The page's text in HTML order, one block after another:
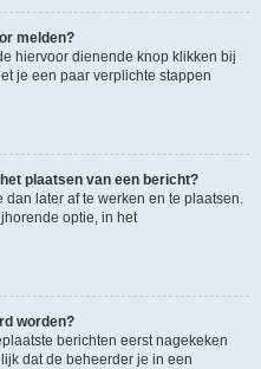
melden?
hiervoor dienende knop klikken bij
je een paar verplichte stappen
plaatsen van een bericht?
later af te werken en te plaatsen.
optie, in het
worden?
berichten eerst nagekeken
dat de beheerder je in een